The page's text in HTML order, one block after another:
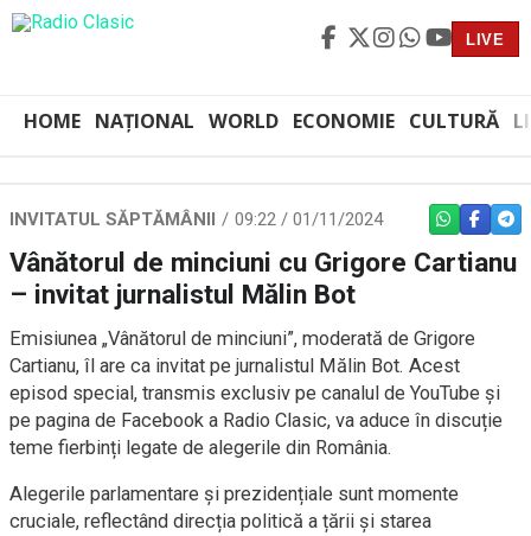
LIVE
HOME NAȚIONAL WORLD ECONOMIE CULTURĂ
INVITATUL SĂPTĂMÂNII 09:22 / 01/11/2024 WHATSAPP
Vânătorul de minciuni cu Grigore Cartianu
– invitat jurnalistul Mălin Bot
Emisiunea „Vânătorul de minciuni”, moderată de Grigore
Cartianu, îl are ca invitat pe jurnalistul Mălin Bot. Acest
episod special, transmis exclusiv pe canalul de YouTube și
pe pagina de Facebook a Radio Clasic, va aduce în discuție
teme fierbinți legate de alegerile din România.
Alegerile parlamentare și prezidențiale sunt momente
cruciale, reflectând direcția politică a țării și starea